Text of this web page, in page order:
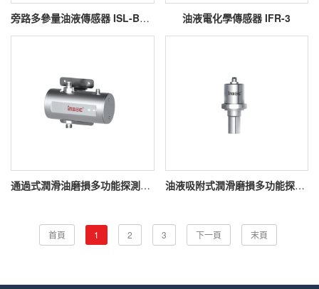
旁路多參量油液傳感器 ISL-B3系列 油液電化學傳感器 IFR-3
通過式潤滑油磨損多功能探測器 IFM-6 油液吸附式潤滑磨損多功能探測器 IFM-5
首頁 1 2 3 下一頁 末頁